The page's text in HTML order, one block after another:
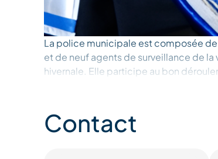
La police municipale est composée
et de neuf agents de surveillance de
hivernale. Elle participe au bon
sur l'ensemble de la station. Cela
nocturnes, la fermeture tardive des
code de la route, et la prévention de
Contact